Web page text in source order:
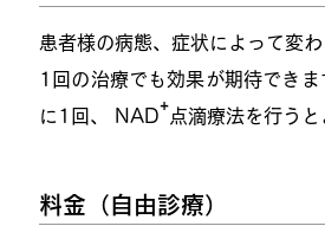
患者様の病態、症状によって変
1回の治療でも効果が期待でき
に1回、 NAD⁺点滴療法を行う
料金（自由診療）